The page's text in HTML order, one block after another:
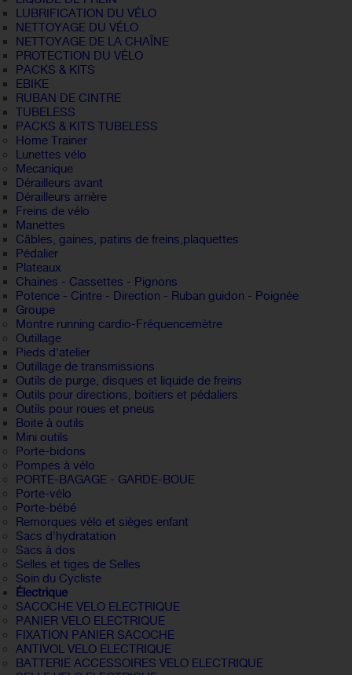
LUBRIFICATION DU VÉLO
NETTOYAGE DU VÉLO
NETTOYAGE DE LA CHAÎNE
PROTECTION DU VÉLO
PACKS & KITS
EBIKE
RUBAN DE CINTRE
TUBELESS
PACKS & KITS TUBELESS
Home Trainer
Lunettes vélo
Mecanique
Dérailleurs avant
Dérailleurs arrière
Freins de vélo
Manettes
Câbles, gaines, patins de freins,plaquettes
Pédalier
Plateaux
Chaines - Cassettes - Pignons
Potence - Cintre - Direction - Ruban guidon - Poignée
Groupe
Montre running cardio-Fréquencemètre
Outillage
Pieds d'atelier
Outillage de transmissions
Outils de purge, disques et liquide de freins
Outils pour directions, boitiers et pédaliers
Outils pour roues et pneus
Boite à outils
Mini outils
Porte-bidons
Pompes à vélo
PORTE-BAGAGE - GARDE-BOUE
Porte-vélo
Porte-bébé
Remorques vélo et sièges enfant
Sacs d'hydratation
Sacs à dos
Selles et tiges de Selles
Soin du Cycliste
Électrique
SACOCHE VELO ELECTRIQUE
PANIER VELO ELECTRIQUE
FIXATION PANIER SACOCHE
ANTIVOL VELO ELECTRIQUE
BATTERIE ACCESSOIRES VELO ELECTRIQUE